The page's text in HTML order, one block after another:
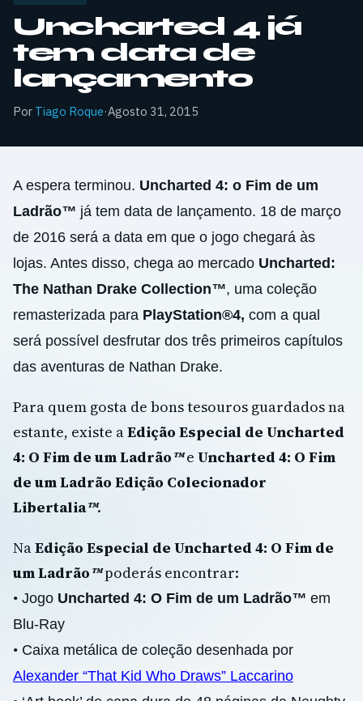
Uncharted 4 já
tem data de
lançamento
Por Tiago Roque·Agosto 31, 2015
A espera terminou. Uncharted 4: o Fim de um
Ladrão™ já tem data de lançamento. 18 de março
de 2016 será a data em que o jogo chegará às
lojas. Antes disso, chega ao mercado Uncharted:
The Nathan Drake Collection™, uma coleção
remasterizada para PlayStation®4, com a qual
será possível desfrutar dos três primeiros capítulos
das aventuras de Nathan Drake.
Para quem gosta de bons tesouros guardados na
estante, existe aEdição Especial de Uncharted
4: O Fim de um Ladrão™e Uncharted 4: O Fim
de um Ladrão Edição Colecionador
Libertalia™.
NaEdição Especial de Uncharted 4: O Fim de
um Ladrão™poderás encontrar:
• Jogo Uncharted 4: O Fim de um Ladrão™ em
Blu-Ray
• Caixa metálica de coleção desenhada por
Alexander “That Kid Who Draws” Laccarino